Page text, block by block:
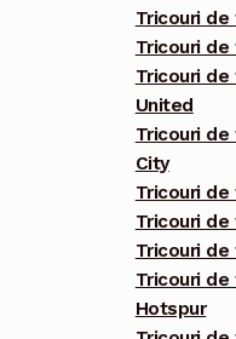
Tricouri
Tricouri
Tricouri
United
Tricouri
City
Tricouri
Tricouri
Tricouri de
Tricouri
Hotspur